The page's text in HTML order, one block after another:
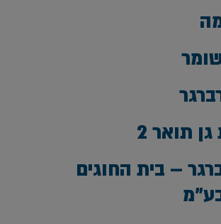
תואר 2
– בית החוגים